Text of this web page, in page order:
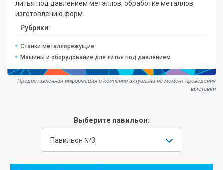
литья под давлением металлов, обработке металлов,
изготовлению форм.
Рубрики:
Станки металлорежущие
Машины и оборудование для литья под давлением
Предоставленная информация о компании актуальна на момент проведения
выставки
Выберите павильон:
Павильон №3